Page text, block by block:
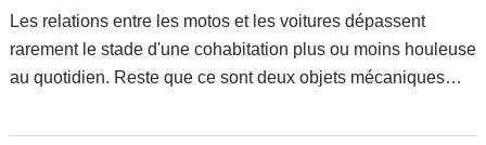
Les relations entre les motos et les voitures dépassent
rarement le stade d'une cohabitation plus ou moins houleuse
au quotidien. Reste que ce sont deux objets mécaniques
vrai pour les caisses, en proie à une morosité qui nous